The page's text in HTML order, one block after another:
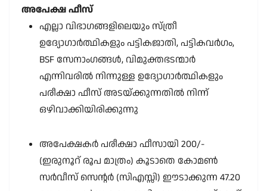
അപേക്ഷ ഫീസ്
എല്ലാ വിഭാഗങ്ങളിലെയും സ്ത്രീ
ഉദ്യോഗാർത്ഥികളും പട്ടികജാതി, പട്ടികവർഗം,
BSF സേനാംഗങ്ങൾ, വിമുക്തഭടന്മാർ
എന്നിവരിൽ നിന്നുള്ള ഉദ്യോഗാർത്ഥികളും
പരീക്ഷാ ഫീസ് അടയ്ക്കുന്നതിൽ നിന്ന്
ഒഴിവാക്കിയിരിക്കുന്നു
അപേക്ഷകർ പരീക്ഷാ ഫീസായി 200/-
(ഇരുനൂറ് രൂപ മാത്രം) കൂടാതെ കോമൺ
സർവീസ് സെൻ്റർ (സിഎസ്സി) ഈടാക്കുന്ന 47.20